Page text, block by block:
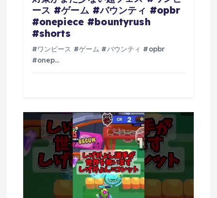
ース #ゲーム #バウンティ #opbr
#onepiece #bountyrush
#shorts
#ワンピース #ゲーム #バウンティ #opbr
#onep…